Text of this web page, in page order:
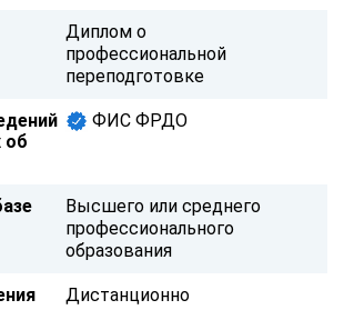
Диплом о
профессиональной
переподготовке
об
ФИС ФРДО
Высшего или среднего
профессионального
образования
Дистанционно